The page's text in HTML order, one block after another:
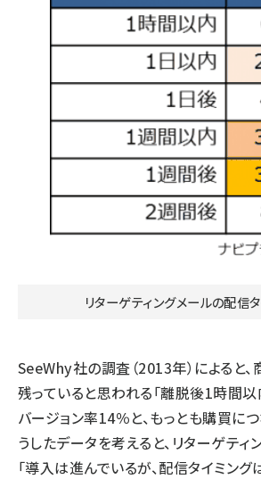
リターゲティングメールの配信タ
SeeWhy社の調査（2013年）によると
残っていると思われる「離脱後1時間以
バージョン率14％と、もっとも購買につ
うしたデータを考えると、リターゲティ
「導入は進んでいるが、配信タイミング